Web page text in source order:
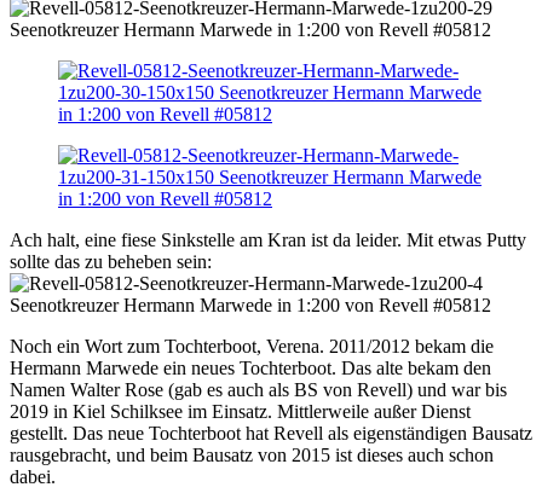
Ach halt, eine fiese Sinkstelle am Kran ist da leider. Mit etwas Putty
sollte das zu beheben sein:
Noch ein Wort zum Tochterboot, Verena. 2011/2012 bekam die
Hermann Marwede ein neues Tochterboot. Das alte bekam den
Namen Walter Rose (gab es auch als BS von Revell) und war bis
2019 in Kiel Schilksee im Einsatz. Mittlerweile außer Dienst
gestellt. Das neue Tochterboot hat Revell als eigenständigen Bausatz
rausgebracht, und beim Bausatz von 2015 ist dieses auch schon
dabei.